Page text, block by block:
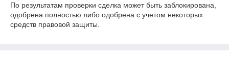
По результатам проверки сделка может быть заблокирована,
одобрена полностью либо одобрена с учетом некоторых
средств правовой защиты.